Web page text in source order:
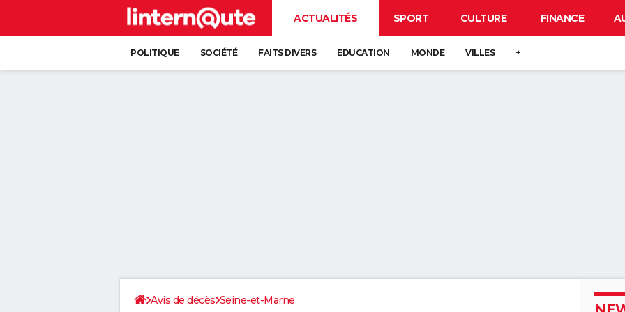
ACTUALITÉS SPORT CULTURE FINANCE
POLITIQUE SOCIÉTÉ FAITS DIVERS EDUCATION MONDE VILLES +
Avis de décès Seine-et-Marne